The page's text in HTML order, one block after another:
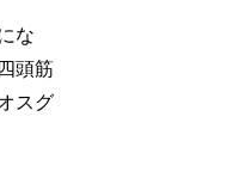
な
頭筋
スグ